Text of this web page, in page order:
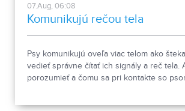
07.Aug, 06:08
Komunikujú rečou tela
Psy komunikujú oveľa viac telom ako
vedieť správne čítať ich signály a reč tela.
porozumieť a čomu sa pri kontakte so